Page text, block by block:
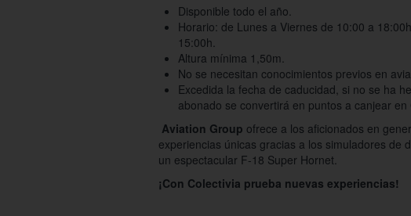
Disponible todo el año.
Horario: de Lunes a Viernes de 10:00 a
15:00h.
Altura mínima 1,50m.
No se necesitan conocimientos previos en
Excedida la fecha de caducidad, si no se ha
abonado se convertirá en puntos a canjear
Aviation Group ofrece a los aficionados en
experiencias únicas gracias a los simuladores de
un espectacular F-18 Super Hornet.
¡Con Colectivia prueba nuevas experiencias!